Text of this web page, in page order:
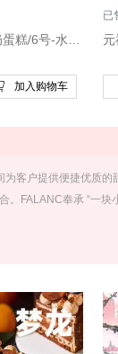
加入购物车
已
客户提供便捷优质
FALANC奉承 “一块